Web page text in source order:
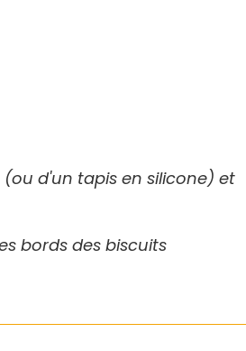
d'un tapis en silicone) et
bords des biscuits